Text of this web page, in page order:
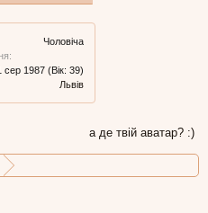
Чоловіча
сер 1987 (Вік: 39)
Львів
а де твій аватар? :)